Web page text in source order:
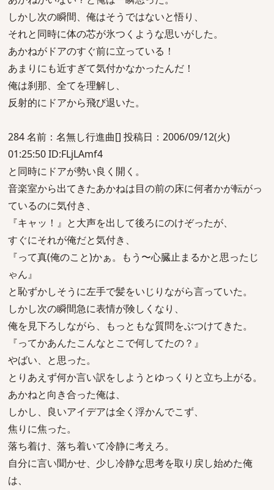
しかし次の瞬間、俺はそうではないと悟り、
それと同時に体の芯が氷つくような思いがした。
あかねがドアのすぐ前に立っている！
あまりにも近すぎて気付かなかったんだ！
俺は刹那、全てを理解し、
反射的にドアから飛び退いた。
284 名前：名無し行進曲[] 投稿日：2006/09/12(火)
01:25:50 ID:FLjLAmf4
と同時にドアが勢い良く開く。
音楽室から出てきたあかねは目の前の床に何者かが転がっ
ているのに気付き、
『キャッ！』と大声を出して後ろにのけぞったが、
すぐにそれが俺だと気付き、
『って真(俺のこと)かぁ。もう〜心臓止まるかと思ったじ
ゃん』
と恥ずかしそうに左手で髪をいじりながら言っていた。
しかし次の瞬間急に表情が険しくなり、
俺を見下ろしながら、もっともな質問をぶつけてきた。
『ってかあんたこんなとこで何してたの？』
やばい、と思った。
とりあえず何か言い訳をしようとゆっくりと立ち上がる。
あかねと向き合った俺は、
しかし、良いアイデアは全く浮かんでこず、
焦りに焦った。
落ち着け、落ち着いて冷静に考えろ。
自分に言い聞かせ、少し冷静な思考を取り戻し始めた俺
は、